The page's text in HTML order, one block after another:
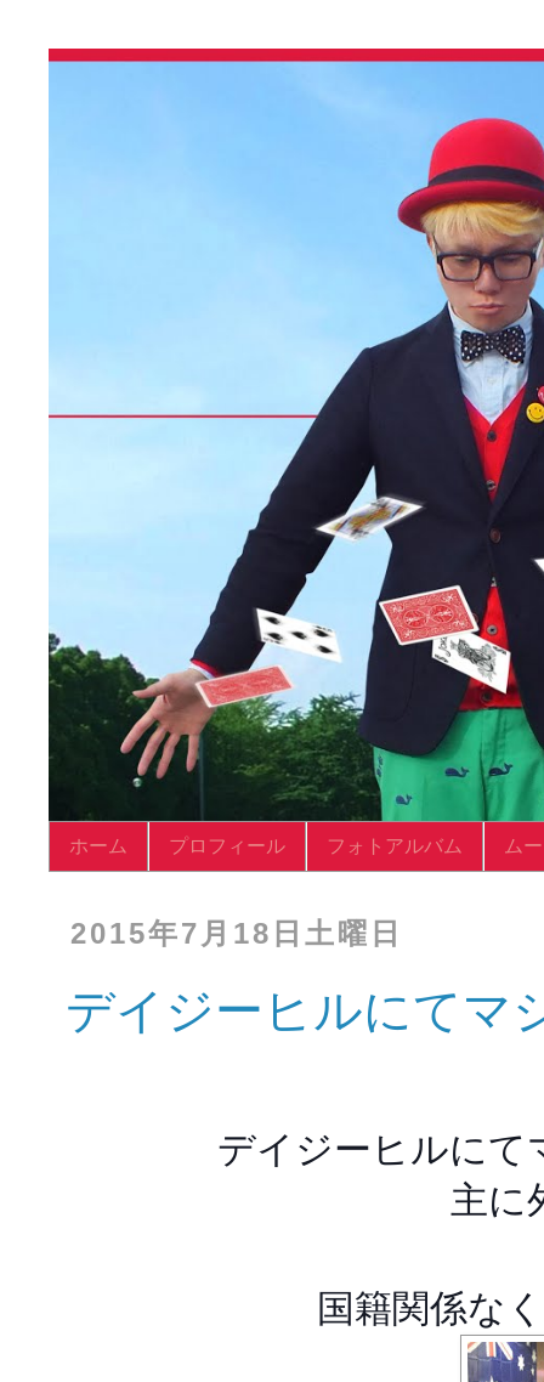
ホーム プロフィール フォトアルバム ム
2015年7月18日土曜日
デイジーヒルにてマ
デイジーヒルにて
主に
国籍関係な